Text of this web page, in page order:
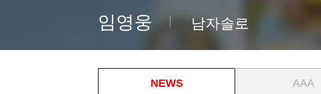
임영웅 남자솔로
NEWS AAA